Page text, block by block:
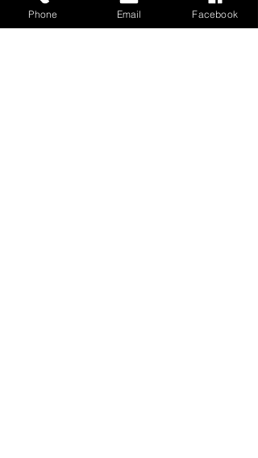
Aktuelle Beiträge Alle ansehen
Phone Email Facebook